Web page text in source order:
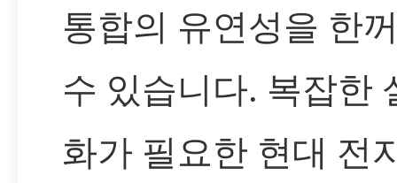
통합의 유연성을 한
수 있습니다. 복잡한
화가 필요한 현대 전